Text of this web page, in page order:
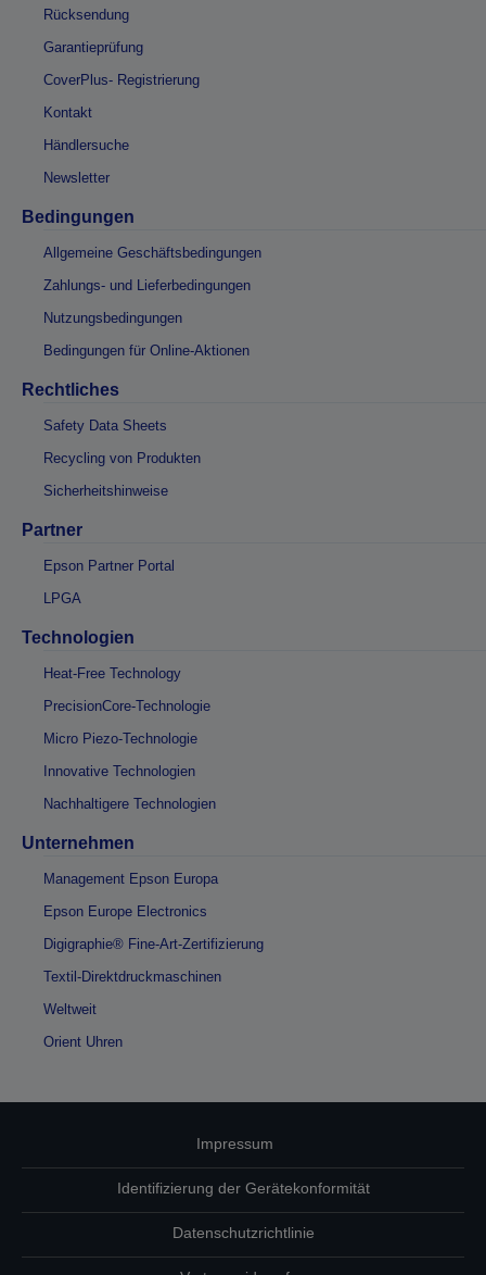
Rücksendung
Garantieprüfung
CoverPlus- Registrierung
Kontakt
Händlersuche
Newsletter
Bedingungen
Allgemeine Geschäftsbedingungen
Zahlungs- und Lieferbedingungen
Nutzungsbedingungen
Bedingungen für Online-Aktionen
Rechtliches
Safety Data Sheets
Recycling von Produkten
Sicherheitshinweise
Partner
Epson Partner Portal
LPGA
Technologien
Heat-Free Technology
PrecisionCore-Technologie
Micro Piezo-Technologie
Innovative Technologien
Nachhaltigere Technologien
Unternehmen
Management Epson Europa
Epson Europe Electronics
Digigraphie® Fine-Art-Zertifizierung
Textil-Direktdruckmaschinen
Weltweit
Orient Uhren
Impressum
Identifizierung der Gerätekonformität
Datenschutzrichtlinie